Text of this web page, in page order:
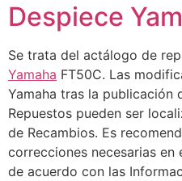
Despiece
Se trata del actálogo de
Yamaha FT50C. Las
Yamaha tras la publicación
Repuestos pueden ser
de Recambios. Es
correcciones necesarias en
de acuerdo con las